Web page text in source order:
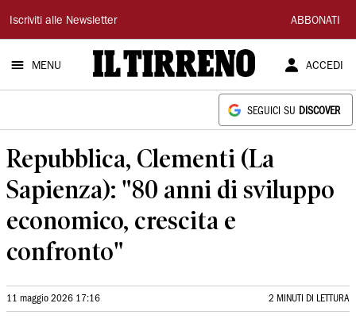
Il
Tirreno
Iscriviti alle Newsletter ABBONATI
MENU ACCEDI
SEGUICI SU DISCOVER
Repubblica, Clementi (La
Sapienza): "80 anni di sviluppo
economico, crescita e
confronto"
11 maggio 2026 17:16 2 MINUTI DI LETTURA